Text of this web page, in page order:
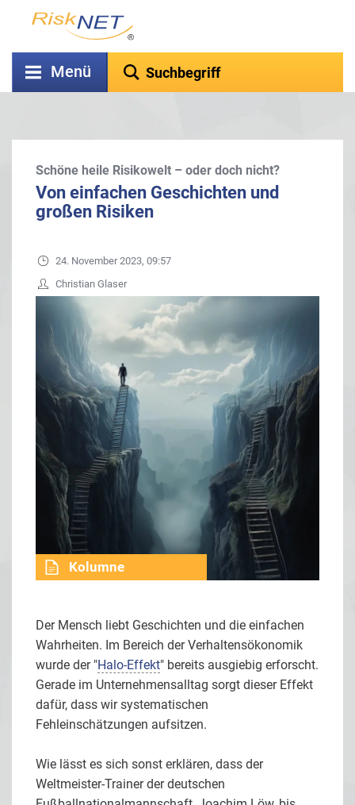
Menü
Schöne heile Risikowelt – oder doch nicht?
Von einfachen Geschichten und
großen Risiken
24. November 2023, 09:57
Christian Glaser
Kolumne
Der Mensch liebt Geschichten und die einfachen
Wahrheiten. Im Bereich der Verhaltensökonomik
wurde der "Halo-Effekt" bereits ausgiebig erforscht.
Gerade im Unternehmensalltag sorgt dieser Effekt
dafür, dass wir systematischen
Fehleinschätzungen aufsitzen.
Wie lässt es sich sonst erklären, dass der
Weltmeister-Trainer der deutschen